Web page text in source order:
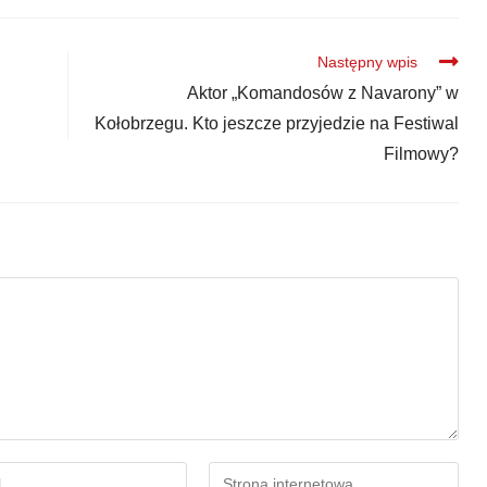
Następny wpis
Aktor „Komandosów z Navarony” w
Kołobrzegu. Kto jeszcze przyjedzie na Festiwal
Filmowy?